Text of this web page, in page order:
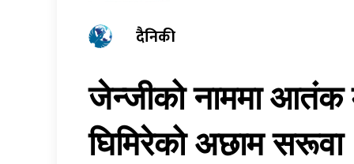
दैनिकी
जेन्जीको नाममा आतंक
घिमिरेको अछाम सरूवा